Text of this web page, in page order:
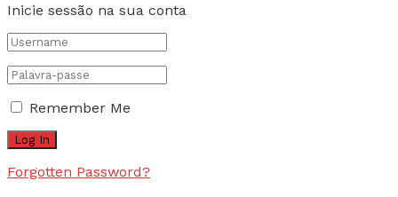
Inicie sessão na sua conta
Remember Me
Forgotten Password?